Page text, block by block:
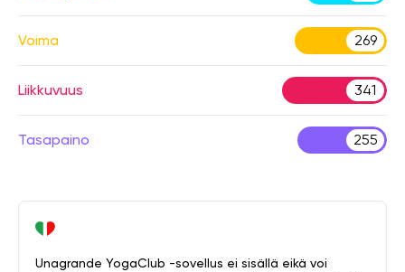
Voima 269
Liikkuvuus 341
Tasapaino 255
Unagrande YogaClub -sovellus ei sisällä eikä voi